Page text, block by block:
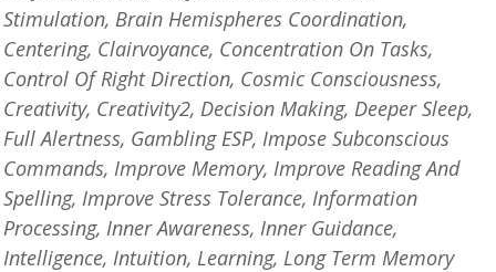
Stimulation, Brain Hemispheres Coordination,
Centering, Clairvoyance, Concentration On Tasks,
Control Of Right Direction, Cosmic Consciousness,
Creativity, Creativity2, Decision Making, Deeper Sleep,
Full Alertness, Gambling ESP, Impose Subconscious
Commands, Improve Memory, Improve Reading And
Spelling, Improve Stress Tolerance, Information
Processing, Inner Awareness, Inner Guidance,
Intelligence, Intuition, Learning, Long Term Memory